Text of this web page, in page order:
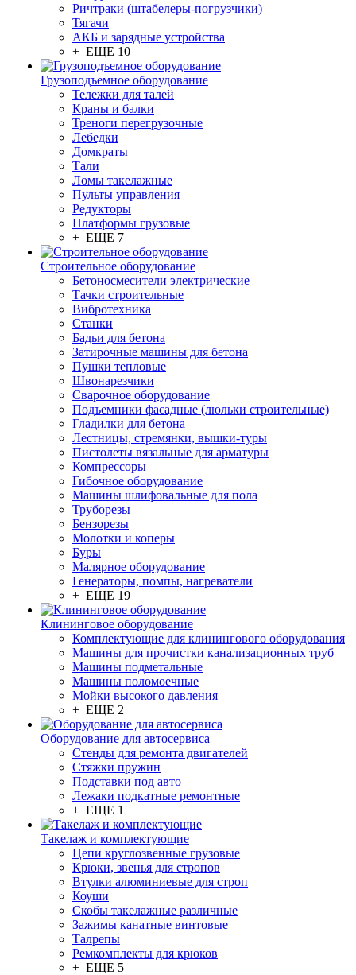
Ричтраки (штабелеры-погрузчики)
Тягачи
АКБ и зарядные устройства
+ ЕЩЕ 10
Грузоподъемное оборудование
Тележки для талей
Краны и балки
Треноги перегрузочные
Лебедки
Домкраты
Тали
Ломы такелажные
Пульты управления
Редукторы
Платформы грузовые
+ ЕЩЕ 7
Строительное оборудование
Бетоносмесители электрические
Тачки строительные
Вибротехника
Станки
Бадьи для бетона
Затирочные машины для бетона
Пушки тепловые
Швонарезчики
Сварочное оборудование
Подъемники фасадные (люльки строительные)
Гладилки для бетона
Лестницы, стремянки, вышки-туры
Пистолеты вязальные для арматуры
Компрессоры
Гибочное оборудование
Машины шлифовальные для пола
Труборезы
Бензорезы
Молотки и коперы
Буры
Малярное оборудование
Генераторы, помпы, нагреватели
+ ЕЩЕ 19
Клининговое оборудование
Комплектующие для клинингового оборудования
Машины для прочистки канализационных труб
Машины подметальные
Машины поломоечные
Мойки высокого давления
+ ЕЩЕ 2
Оборудование для автосервиса
Стенды для ремонта двигателей
Стяжки пружин
Подставки под авто
Лежаки подкатные ремонтные
+ ЕЩЕ 1
Такелаж и комплектующие
Цепи круглозвенные грузовые
Крюки, звенья для стропов
Втулки алюминиевые для строп
Коуши
Скобы такелажные различные
Зажимы канатные винтовые
Талрепы
Ремкомплекты для крюков
+ ЕЩЕ 5